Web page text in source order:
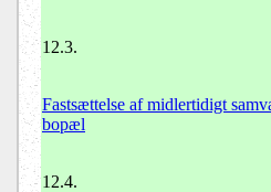
12.3.
Fastsættelse af midlertidigt
bopæl
12.4.